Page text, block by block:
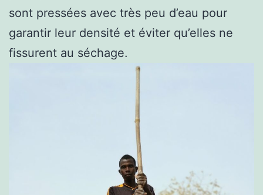
sont pressées avec très peu d’eau pour
garantir leur densité et éviter qu’elles ne
fissurent au séchage.